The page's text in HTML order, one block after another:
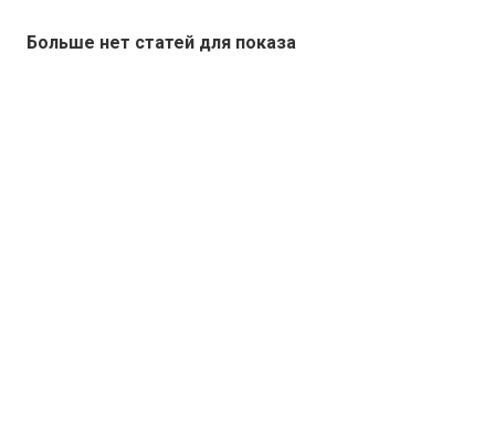
Больше нет статей для показа